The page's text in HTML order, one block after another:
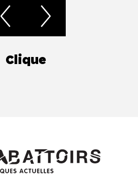
Clique